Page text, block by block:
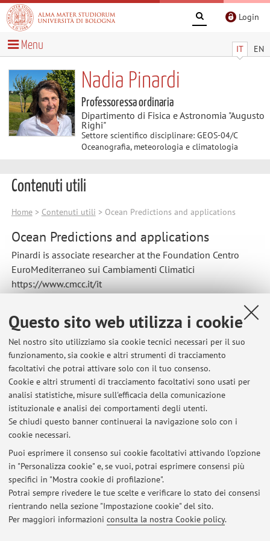
Questo sito web utilizza i cookie
Nel nostro sito utilizziamo sia cookie tecnici necessari per il suo
funzionamento, sia cookie e altri strumenti di tracciamento
facoltativi che potrai attivare solo con il tuo consenso.
Cookie e altri strumenti di tracciamento facoltativi sono usati per
analisi statistiche, misure sull'efficacia della comunicazione
istituzionale e analisi dei comportamenti degli utenti.
Se chiudi questo banner continuerai la navigazione solo con i
cookie necessari.
Puoi esprimere il consenso sui cookie facoltativi attivando l'opzione
in "Personalizza cookie" e, se vuoi, potrai esprimere consensi più
specifici in "Mostra cookie di profilazione".
Potrai sempre rivedere le tue scelte e verificare lo stato dei consensi
rientrando nella sezione "Impostazione cookie" del sito.
Per maggiori informazioni consulta la nostra Cookie policy.
Login
IT EN
Menu
Nadia Pinardi
Professoressa ordinaria
Dipartimento di Fisica e Astronomia "Augusto
Righi"
Settore scientifico disciplinare: GEOS-04/C
Oceanografia, meteorologia e climatologia
Contenuti utili
Home> Contenuti utili > Ocean Predictions and applications
Ocean Predictions and applications
Pinardi is associate researcher at the Foundation Centro
EuroMediterraneo sui Cambiamenti Climatici
https://www.cmcc.it/it
System and Global Coastal Ocean Divisions of Bologna and
Lecce. In particular she contributes to the development of
regional and coastal/ coupled hydrology-coastal
forecasting systems. More info:
https://www.cmcc.it/what-we-do/data-services-and-
applications/forecasting-systems
Ultimi avvisi
Al momento non sono presenti avvisi.